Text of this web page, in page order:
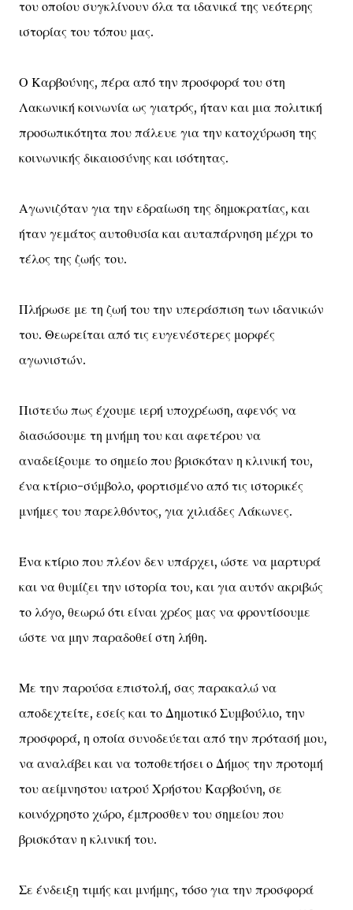
του οποίου συγκλίνουν όλα τα ιδανικά της νεότερης
ιστορίας του τόπου μας.
Ο Καρβούνης, πέρα από την προσφορά του στη
Λακωνική κοινωνία ως γιατρός, ήταν και μια πολιτική
προσωπικότητα που πάλευε για την κατοχύρωση της
κοινωνικής δικαιοσύνης και ισότητας.
Αγωνιζόταν για την εδραίωση της δημοκρατίας, και
ήταν γεμάτος αυτοθυσία και αυταπάρνηση μέχρι το
τέλος της ζωής του.
Πλήρωσε με τη ζωή του την υπεράσπιση των ιδανικών
του. Θεωρείται από τις ευγενέστερες μορφές
αγωνιστών.
Πιστεύω πως έχουμε ιερή υποχρέωση, αφενός να
διασώσουμε τη μνήμη του και αφετέρου να
αναδείξουμε το σημείο που βρισκόταν η κλινική του,
ένα κτίριο-σύμβολο, φορτισμένο από τις ιστορικές
μνήμες του παρελθόντος, για χιλιάδες Λάκωνες.
Ένα κτίριο που πλέον δεν υπάρχει, ώστε να μαρτυρά
και να θυμίζει την ιστορία του, και για αυτόν ακριβώς
το λόγο, θεωρώ ότι είναι χρέος μας να φροντίσουμε
ώστε να μην παραδοθεί στη λήθη.
Με την παρούσα επιστολή, σας παρακαλώ να
αποδεχτείτε, εσείς και το Δημοτικό Συμβούλιο, την
προσφορά, η οποία συνοδεύεται από την πρότασή μου,
να αναλάβει και να τοποθετήσει ο Δήμος την προτομή
του αείμνηστου ιατρού Χρήστου Καρβούνη, σε
κοινόχρηστο χώρο, έμπροσθεν του σημείου που
βρισκόταν η κλινική του.
Σε ένδειξη τιμής και μνήμης, τόσο για την προσφορά